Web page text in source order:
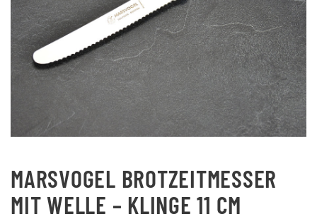
MARSVOGEL BROTZEITMESSER
MIT WELLE – KLINGE 11 CM